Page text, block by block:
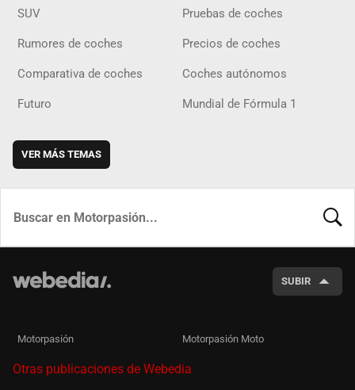
SUV Pruebas de coches
Rumores de coches Precios de coches
Comparativa de coches Coches autónomos
Futuro Mundial de Fórmula 1
VER MÁS TEMAS
SUBIR
Motorpasión Motorpasión Moto
Otras publicaciones de Webedia